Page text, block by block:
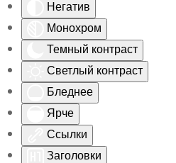
Негатив
Монохром
Темный контраст
Светлый контраст
Бледнее
Ярче
Ссылки
Заголовки